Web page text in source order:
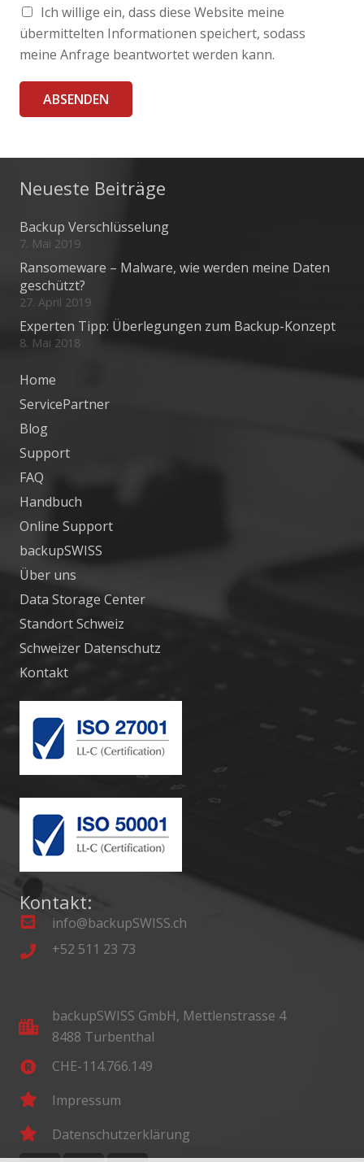
Ich willige ein, dass diese Website meine
übermittelten Informationen speichert, sodass
meine Anfrage beantwortet werden kann.
ABSENDEN
Neueste Beiträge
Backup Verschlüsselung
7. Mai 2019
Ransomeware – Malware, wie werden meine Daten
geschützt?
27. April 2019
Experten Tipp: Überlegungen zum Backup-Konzept
8. Mai 2018
Home
ServicePartner
Blog
Support
FAQ
Handbuch
Online Support
backupSWISS
Über uns
Data Storage Center
Standort Schweiz
Schweizer Datenschutz
Kontakt
Kontakt:
info@backupSWISS.ch
+52 511 23 73
backupSWISS GmbH, Mettlenstrasse 4
8488 Turbenthal
CHE-114.766.149
Impressum
Datenschutzerklärung